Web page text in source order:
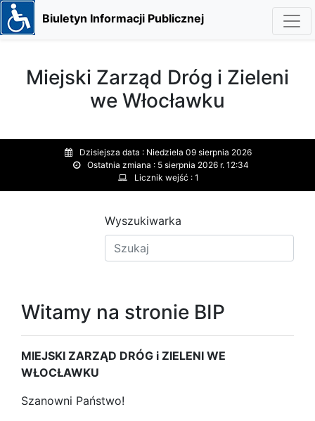
Biuletyn Informacji Publicznej
Miejski Zarząd Dróg i Zieleni
we Włocławku
Dzisiejsza data : Niedziela 09 sierpnia 2026
Ostatnia zmiana : 5 sierpnia 2026 r. 12:34
Licznik wejść : 1
Wyszukiwarka
Witamy na stronie BIP
MIEJSKI ZARZĄD DRÓG i ZIELENI WE
WŁOCŁAWKU
Szanowni Państwo!